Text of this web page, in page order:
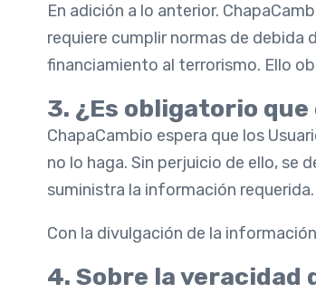
En adición a lo anterior.
requiere cumplir normas de debida
financiamiento al terrorismo. Ello
3. ¿Es obligatorio
ChapaCambio espera que los
no lo haga. Sin perjuicio de ello, se
suministra la información requerida.
Con la divulgación de la
4. Sobre la